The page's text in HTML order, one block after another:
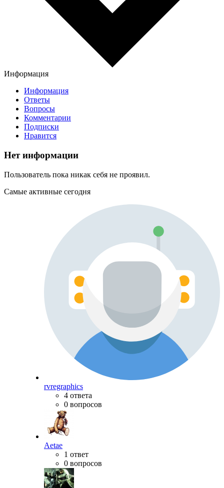
Информация
Информация
Ответы
Вопросы
Комментарии
Подписки
Нравится
Нет информации
Пользователь пока никак себя не проявил.
Самые активные сегодня
rvregraphics
4 ответа
0 вопросов
Aetae
1 ответ
0 вопросов